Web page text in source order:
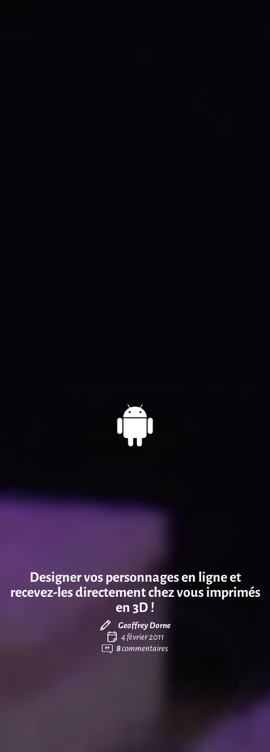
Designer vos personnages en ligne et
recevez-les directement chez vous imprimés
en 3D !
Geoffrey Dorne
4 février 2011
8commentaires